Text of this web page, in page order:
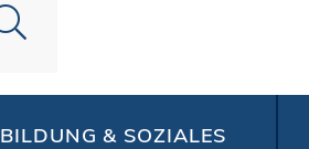
BILDUNG & SOZIALES